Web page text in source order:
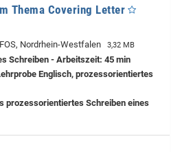
Thema Covering Letter
Nordrhein-Westfalen 3,32 MB
Schreiben - Arbeitszeit: 45 min
Englisch, prozessorientiertes
prozessorientiertes Schreiben eines